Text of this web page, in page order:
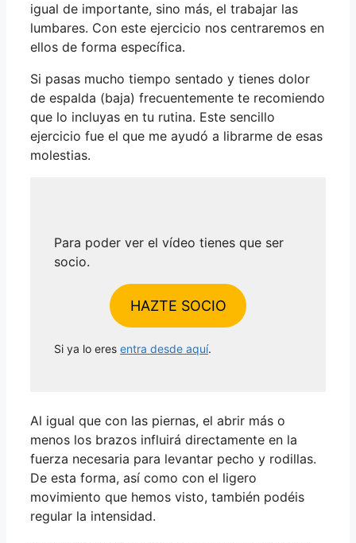
igual de importante, sino más, el trabajar las
lumbares. Con este ejercicio nos centraremos en
ellos de forma específica.
Si pasas mucho tiempo sentado y tienes dolor
de espalda (baja) frecuentemente te recomiendo
que lo incluyas en tu rutina. Este sencillo
ejercicio fue el que me ayudó a librarme de esas
molestias.
Para poder ver el vídeo tienes que ser
socio.
HAZTE SOCIO
Si ya lo eres entra desde aquí.
Al igual que con las piernas, el abrir más o
menos los brazos influirá directamente en la
fuerza necesaria para levantar pecho y rodillas.
De esta forma, así como con el ligero
movimiento que hemos visto, también podéis
regular la intensidad.